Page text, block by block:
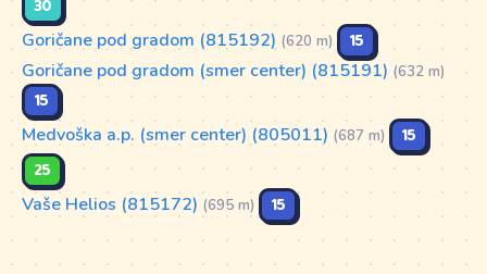
30
Goričane pod gradom (815192) (620 m) 15
Goričane pod gradom (smer center) (815191) (632 m)
15
Medvoška a.p. (smer center) (805011) (687 m)
15
25
Vaše Helios (815172) (695 m) 15